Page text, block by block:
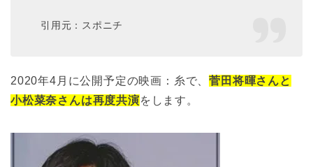
引用元：スポニチ
2020年4月に公開予定の映画：糸で、菅田将暉さんと
小松菜奈さんは再度共演をします。